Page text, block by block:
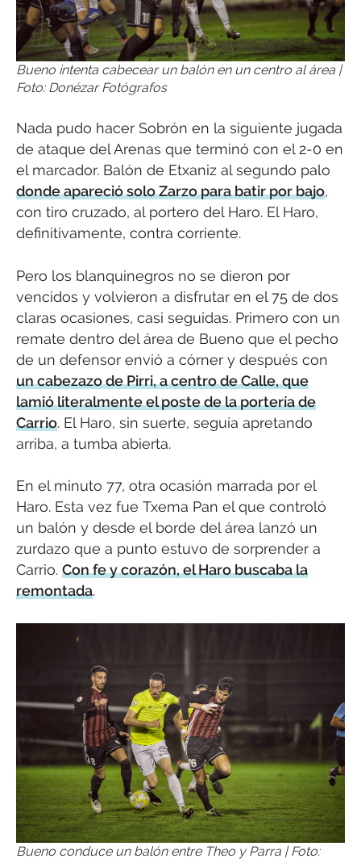
Bueno intenta cabecear un balón en un centro al área |
Foto: Donézar Fotógrafos
Nada pudo hacer Sobrón en la siguiente jugada
de ataque del Arenas que terminó con el 2-0 en
el marcador. Balón de Etxaniz al segundo palo
donde apareció solo Zarzo para batir por bajo,
con tiro cruzado, al portero del Haro. El Haro,
definitivamente, contra corriente.
Pero los blanquinegros no se dieron por
vencidos y volvieron a disfrutar en el 75 de dos
claras ocasiones, casi seguidas. Primero con un
remate dentro del área de Bueno que el pecho
de un defensor envió a córner y después con
un cabezazo de Pirri, a centro de Calle, que
lamió literalmente el poste de la portería de
Carrio. El Haro, sin suerte, seguía apretando
arriba, a tumba abierta.
En el minuto 77, otra ocasión marrada por el
Haro. Esta vez fue Txema Pan el que controló
un balón y desde el borde del área lanzó un
zurdazo que a punto estuvo de sorprender a
Carrio. Con fe y corazón, el Haro buscaba la
remontada.
Bueno conduce un balón entre Theo y Parra | Foto: